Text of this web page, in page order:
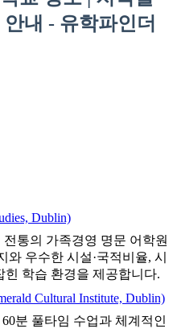
내 - 유학파인더
Dublin)
전통의 가족경영 명문 어학원
와 우수한 시설·국적비율, 시
힌 학습 환경을 제공합니다.
Cultural Institute, Dublin)
분 풀타임 수업과 체계적인